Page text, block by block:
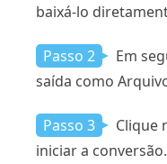
baixá-lo
Passo 2
Em
saída como
Passo 3
Clique
iniciar a